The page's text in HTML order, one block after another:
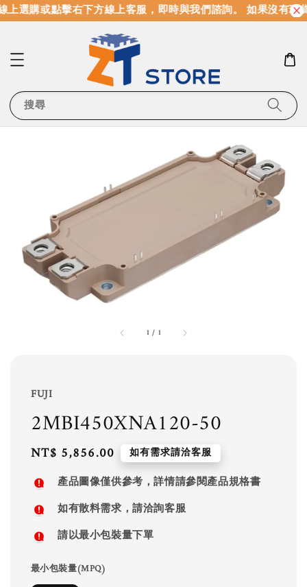
選購或點擊右下方線上客服，即時與我們諮詢。 如果沒有現
搜尋
1 / 1
FUJI
2MBI450XNA120-50
Regular
price
NT$ 5,856.00 如有需求請洽客服
產品圖像僅供參考，詳情請參閱產品規格書
如有散料需求，請洽詢客服
請以最小包裝量下單
最小包裝量(MPQ)